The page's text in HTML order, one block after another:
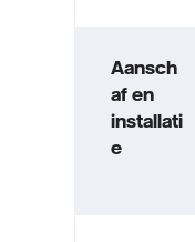
Aansch
af en
installati
e